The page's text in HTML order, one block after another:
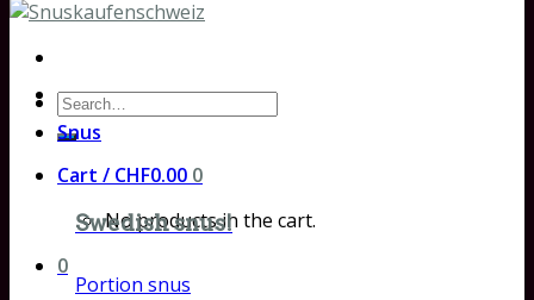
Search
for:
Cart / CHF0.00 0
No products in the cart.
0
Snus
Swedish snus!
Portion snus